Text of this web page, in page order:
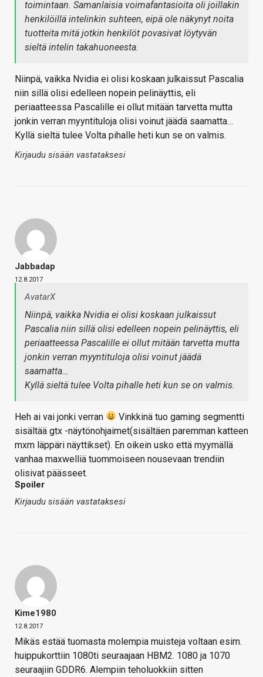
toimintaan. Samanlaisia voimafantasioita oli joillakin
henkilöillä intelinkin suhteen, eipä ole näkynyt noita
tuotteita mitä jotkin henkilöt povasivat löytyvän
sieltä intelin takahuoneesta.
Niinpä, vaikka Nvidia ei olisi koskaan julkaissut Pascalia
niin sillä olisi edelleen nopein pelinäyttis, eli
periaatteessa Pascalille ei ollut mitään tarvetta mutta
jonkin verran myyntituloja olisi voinut jäädä saamatta…
Kyllä sieltä tulee Volta pihalle heti kun se on valmis.
Kirjaudu sisään vastataksesi
Jabbadap
12.8.2017
AvatarX
Niinpä, vaikka Nvidia ei olisi koskaan julkaissut
Pascalia niin sillä olisi edelleen nopein pelinäyttis, eli
periaatteessa Pascalille ei ollut mitään tarvetta mutta
jonkin verran myyntituloja olisi voinut jäädä
saamatta…
Kyllä sieltä tulee Volta pihalle heti kun se on valmis.
Heh ai vai jonki verran
Vinkkinä tuo gaming segmentti
sisältää gtx -näytönohjaimet(sisältäen paremman katteen
mxm läppäri näyttikset). En oikein usko että myymällä
vanhaa maxwelliä tuommoiseen nousevaan trendiin
olisivat päässeet.
Spoiler
Kirjaudu sisään vastataksesi
Kime1980
12.8.2017
Mikäs estää tuomasta molempia muisteja voltaan esim.
huippukorttiin 1080ti seuraajaan HBM2. 1080 ja 1070
seuraajiin GDDR6. Alempiin teholuokkiin sitten